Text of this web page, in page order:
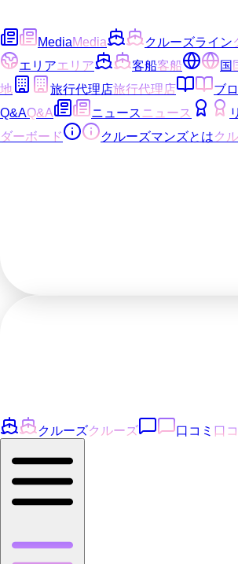
MediaMedia クルーズライン
エリアエリア 客船客船 国
地
旅行代理店旅行代理店 ブ
Q&AQ&A ニュース ニュース
ダーボード
クルーズマンズとはク
クルーズクルーズ 口コミ 口